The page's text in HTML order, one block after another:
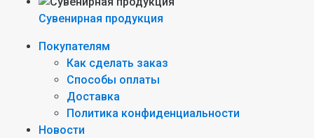
Сувенирная продукция
Покупателям
Как сделать заказ
Способы оплаты
Доставка
Политика конфиденциальности
Новости